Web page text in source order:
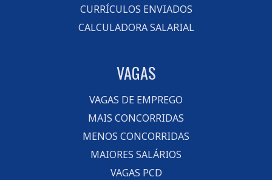
CURRÍCULOS ENVIADOS
CALCULADORA SALARIAL
VAGAS
VAGAS DE EMPREGO
MAIS CONCORRIDAS
MENOS CONCORRIDAS
MAIORES SALÁRIOS
VAGAS PCD